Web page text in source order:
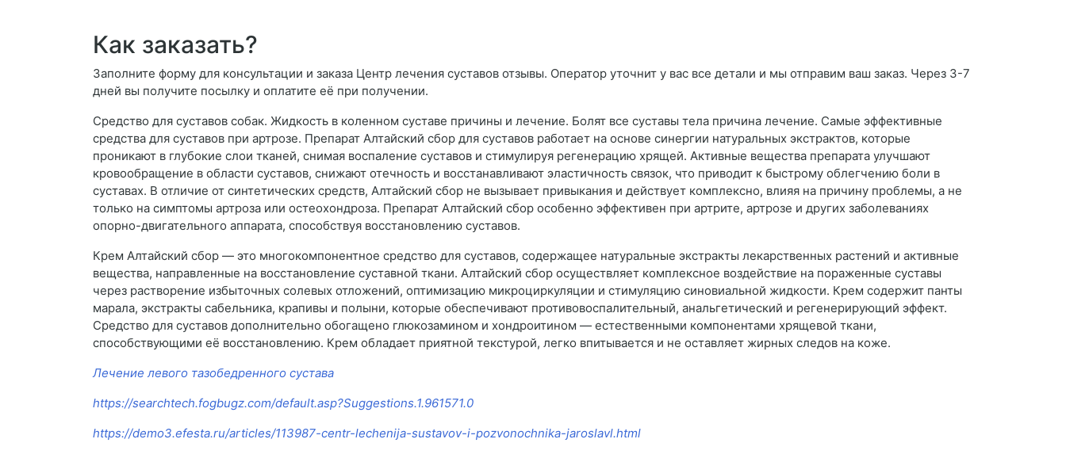
Как заказать?
Заполните форму для консультации и заказа Центр лечения суставов отзывы. Оператор уточнит у вас все детали и мы отправим ваш заказ. Через 3-7
дней вы получите посылку и оплатите её при получении.
Средство для суставов собак. Жидкость в коленном суставе причины и лечение. Болят все суставы тела причина лечение. Самые эффективные
средства для суставов при артрозе. Препарат Алтайский сбор для суставов работает на основе синергии натуральных экстрактов, которые
проникают в глубокие слои тканей, снимая воспаление суставов и стимулируя регенерацию хрящей. Активные вещества препарата улучшают
кровообращение в области суставов, снижают отечность и восстанавливают эластичность связок, что приводит к быстрому облегчению боли в
суставах. В отличие от синтетических средств, Алтайский сбор не вызывает привыкания и действует комплексно, влияя на причину проблемы, а не
только на симптомы артроза или остеохондроза. Препарат Алтайский сбор особенно эффективен при артрите, артрозе и других заболеваниях
опорно-двигательного аппарата, способствуя восстановлению суставов.
Крем Алтайский сбор — это многокомпонентное средство для суставов, содержащее натуральные экстракты лекарственных растений и активные
вещества, направленные на восстановление суставной ткани. Алтайский сбор осуществляет комплексное воздействие на пораженные суставы
через растворение избыточных солевых отложений, оптимизацию микроциркуляции и стимуляцию синовиальной жидкости. Крем содержит панты
марала, экстракты сабельника, крапивы и полыни, которые обеспечивают противовоспалительный, анальгетический и регенерирующий эффект.
Средство для суставов дополнительно обогащено глюкозамином и хондроитином — естественными компонентами хрящевой ткани,
способствующими её восстановлению. Крем обладает приятной текстурой, легко впитывается и не оставляет жирных следов на коже.
Лечение левого тазобедренного сустава
https://searchtech.fogbugz.com/default.asp?Suggestions.1.961571.0
https://demo3.efesta.ru/articles/113987-centr-lechenija-sustavov-i-pozvonochnika-jaroslavl.html